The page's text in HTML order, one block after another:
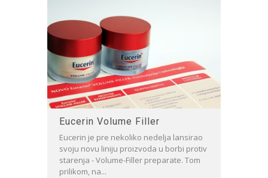
Eucerin Volume Filler
Eucerin je pre nekoliko nedelja lansirao
svoju novu liniju proizvoda u borbi protiv
starenja - Volume-Filler preparate. Tom
prilikom, na...